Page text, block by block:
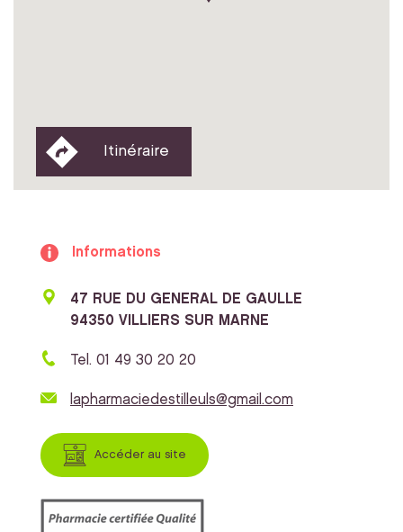
Itinéraire
Informations
47 RUE DU GENERAL DE GAULLE
94350 VILLIERS SUR MARNE
Tel. 01 49 30 20 20
lapharmaciedestilleuls@gmail.com
Accéder au site